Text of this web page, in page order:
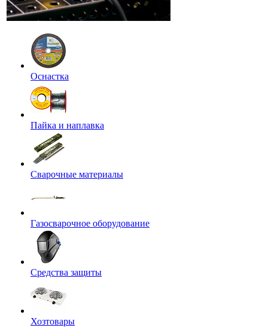
Оснастка
Пайка и наплавка
Сварочные материалы
Газосварочное оборудование
Средства защиты
Хозтовары